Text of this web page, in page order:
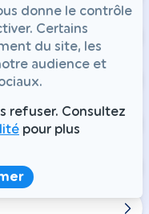
donne le contrôle
Certains
du site, les
audience et
refuser. Consultez
pour plus